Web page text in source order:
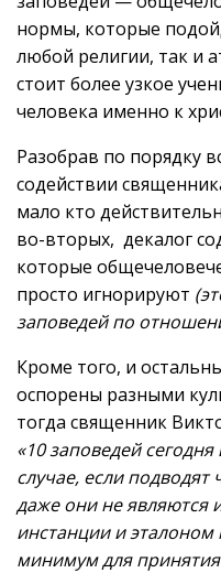
нормы, которые
любой религии, так и
стоит более узкое
человека именно к
Разобрав по порядку
содействии
мало кто
во-вторых, декалог
которые
просто игнорируют
заповедей по
Кроме того, и
оспорены разными
тогда священник
«10 заповедей
случае, если
даже они не являются
инстанции и
минимум для